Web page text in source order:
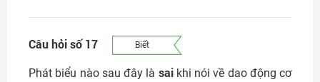
Câu hỏi số 17 Biết
Phát biểu nào sau đây là sai khi nói về dao động cơ